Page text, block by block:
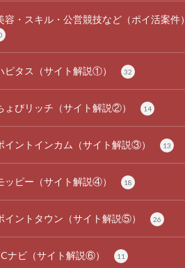
容・スキル・公営競技など（ポイ活案件）
ピタス（サイト解説①） 32
ょびリッチ（サイト解説②） 14
イントインカム（サイト解説③） 13
ッピー（サイト解説④） 18
イントタウン（サイト解説⑤） 26
ナビ（サイト解説⑥） 11